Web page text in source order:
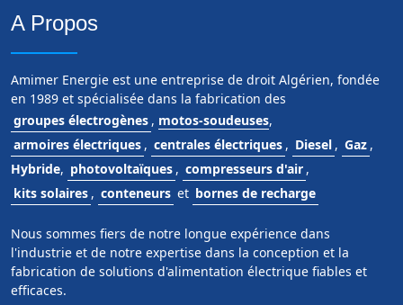
A Propos
Amimer Energie est une entreprise de droit Algérien, fondée
en 1989 et spécialisée dans la fabrication des
groupes électrogènes , motos-soudeuses,
armoires électriques , centrales électriques , Diesel , Gaz ,
Hybride, photovoltaïques , compresseurs d'air ,
kits solaires , conteneurs et bornes de recharge
Nous sommes fiers de notre longue expérience dans
l'industrie et de notre expertise dans la conception et la
fabrication de solutions d'alimentation électrique fiables et
efficaces.